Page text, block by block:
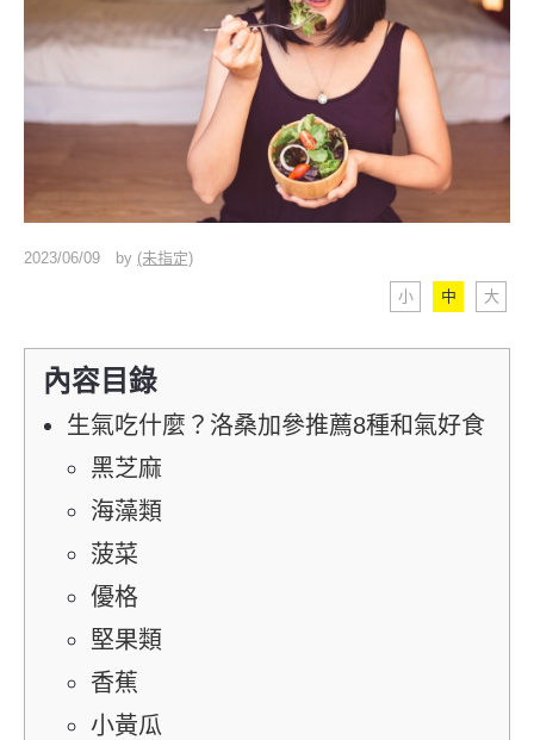
2023/06/09 by (未指定)
小 中 大
內容目錄
生氣吃什麼？洛桑加參推薦8種和氣好食
黑芝麻
海藻類
菠菜
優格
堅果類
香蕉
小黃瓜